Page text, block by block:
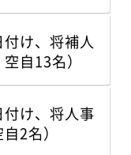
け、将補人
自13名）
け、将人事
2名）